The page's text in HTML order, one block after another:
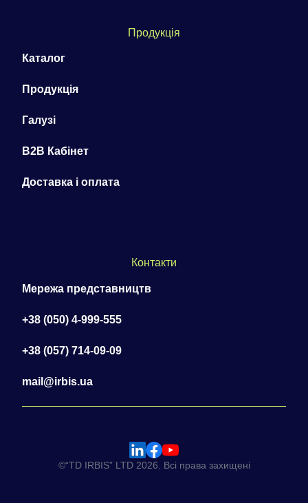
Продукція
Каталог
Продукція
Галузі
B2B Кабінет
Доставка і оплата
Контакти
Мережа представництв
+38 (050) 4-999-555
+38 (057) 714-09-09
mail@irbis.ua
©“TD IRBIS” LTD 2026. Всі права захищені